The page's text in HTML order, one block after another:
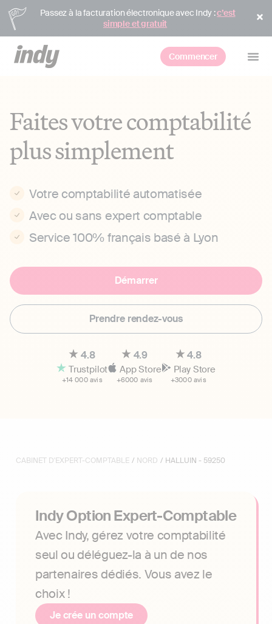
Passez à la facturation électronique avec Indy :c’est
simple et gratuit
Commencer
Faites votre comptabilité
plus simplement
Votre comptabilité automatisée
Avec ou sans expert comptable
Service 100% français basé à Lyon
Démarrer
Prendre rendez-vous
4.8
Trustpilot
+14 000 avis
4.9
App Store
+6000 avis
4.8
Play Store
+3000 avis
CABINET D'EXPERT-COMPTABLE / NORD / HALLUIN - 59250
Indy Option Expert-Comptable
Avec Indy, gérez votre comptabilité
seul ou déléguez-la à un de nos
partenaires dédiés. Vous avez le
choix !
Je crée un compte